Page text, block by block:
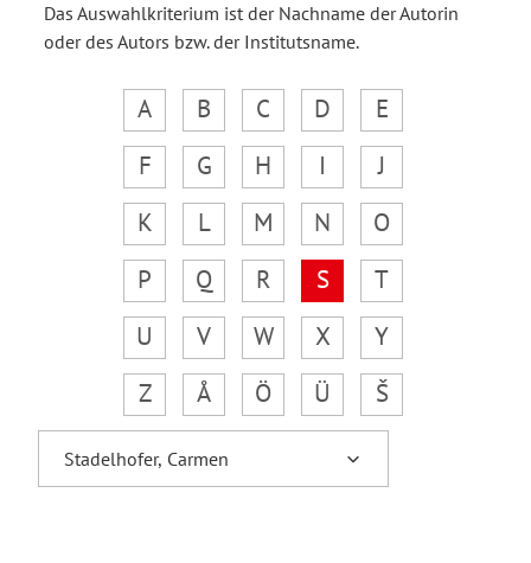
Das Auswahlkriterium ist der Nachname der Autorin
oder des Autors bzw. der Institutsname.
A B C D
E
F
G H I
J
K
L M N
O
P
Q R S
T
U
V W X
Y
Z
Å Ö Ü Š